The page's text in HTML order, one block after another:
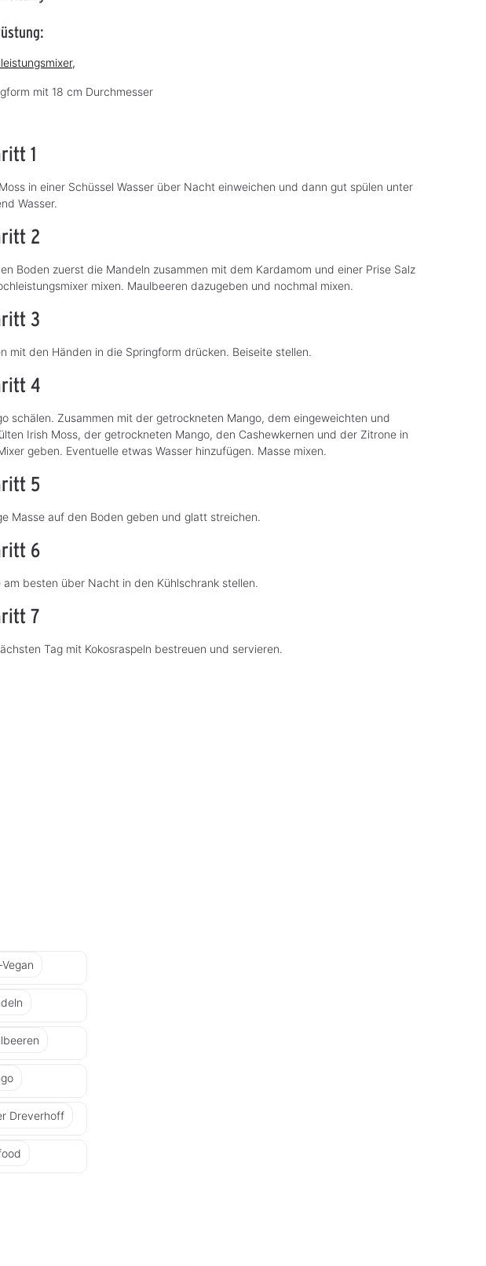
mit 18 cm Durchmesser
1
in einer Schüssel Wasser über Nacht einweichen und dann gut spülen unter
Wasser.
2
Boden zuerst die Mandeln zusammen mit dem Kardamom und einer Prise Salz
mixen. Maulbeeren dazugeben und nochmal mixen.
3
mit den Händen in die Springform drücken. Beiseite stellen.
4
schälen. Zusammen mit der getrockneten Mango, dem eingeweichten und
Irish Moss, der getrockneten Mango, den Cashewkernen und der Zitrone in
geben. Eventuelle etwas Wasser hinzufügen. Masse mixen.
5
Masse auf den Boden geben und glatt streichen.
6
am besten über Nacht in den Kühlschrank stellen.
7
Tag mit Kokosraspeln bestreuen und servieren.
Vegan
Dreverhoff